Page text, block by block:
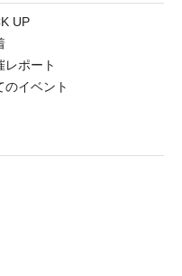
UP
レポート
のイベント